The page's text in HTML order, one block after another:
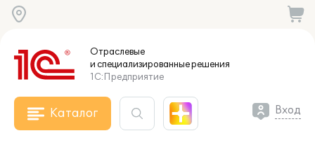
Отраслевые
и специализированныерешения
1С:Предприятие
Каталог Вход